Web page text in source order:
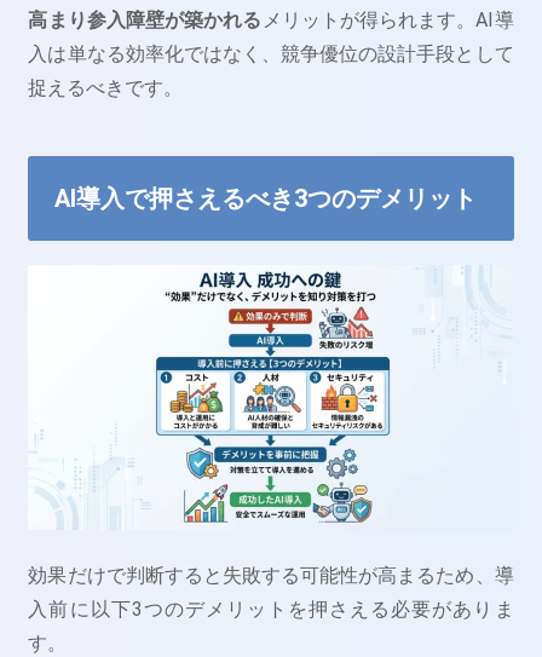
高まり参入障壁が築かれる メリットが得られます。AI導
入は単なる効率化ではなく、競争優位の設計手段として
捉えるべきです。
AI導入で押さえるべき3つのデメリット
効果だけで判断すると失敗する可能性が高まるため、導
入前に以下3つのデメリットを押さえる必要がありま
す。